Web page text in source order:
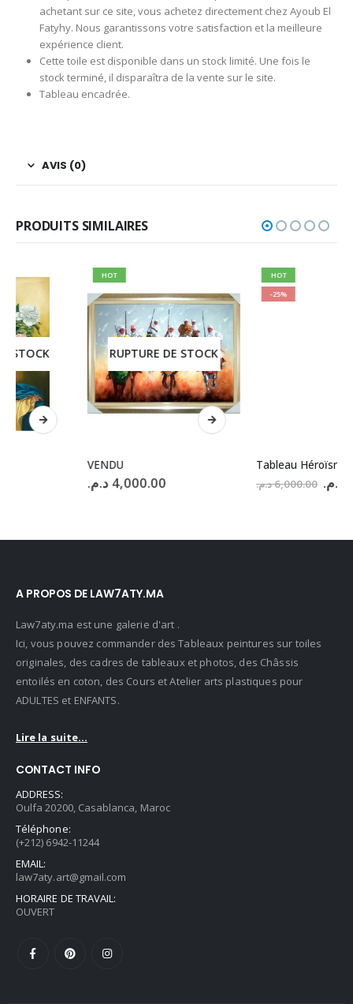
achetant sur ce site, vous achetez directement chez Ayoub El
Fatyhy. Nous garantissons votre satisfaction et la meilleure
expérience client.
Cette toile est disponible dans un stock limité. Une fois le
stock terminé, il disparaîtra de la vente sur le site.
Tableau encadrée.
AVIS (0)
PRODUITS SIMILAIRES
HOT
RUPTURE DE STOCK
4,000.00
-25%
Tableau Héroïsme
Le
prix
4,500.00د.م. Le
prix
A PROPOS DE LAW7ATY.MA
Law7aty.ma est une galerie d'art .
Ici, vous pouvez commander des Tableaux peintures sur toiles
originales, des cadres de tableaux et photos, des Châssis
entoilés en coton, des Cours et Atelier arts plastiques pour
ADULTES et ENFANTS.
Lire la suite...
CONTACT INFO
ADDRESS:
Oulfa 20200, Casablanca, Maroc
Téléphone:
(+212) 6942-11244
EMAIL:
law7aty.art@gmail.com
HORAIRE DE TRAVAIL:
OUVERT